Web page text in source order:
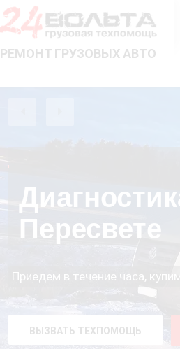
РЕМОНТ ГРУЗОВЫХ АВТО
Пересвете
Приедем в течение часа,
ВЫЗВАТЬ ТЕХПОМОЩЬ